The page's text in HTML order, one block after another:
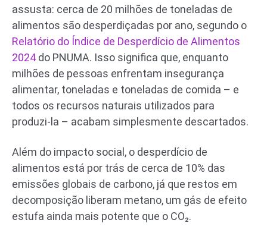
assusta: cerca de 20 milhões de toneladas de
alimentos são desperdiçadas por ano, segundo o
Relatório do Índice de Desperdício de Alimentos
2024 do PNUMA. Isso significa que, enquanto
milhões de pessoas enfrentam insegurança
alimentar, toneladas e toneladas de comida – e
todos os recursos naturais utilizados para
produzi-la – acabam simplesmente descartados.
Além do impacto social, o desperdício de
alimentos está por trás de cerca de 10% das
emissões globais de carbono, já que restos em
decomposição liberam metano, um gás de efeito
estufa ainda mais potente que o CO₂.